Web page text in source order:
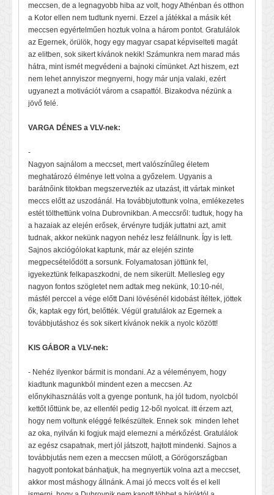
meccsen, de a legnagyobb hiba az volt, hogy Athénban és otthon
a Kotor ellen nem tudtunk nyerni. Ezzel a játékkal a másik két
meccsen egyértelműen hoztuk volna a három pontot. Gratulálok
az Egernek, örülök, hogy egy magyar csapat képviselteti magát
az elitben, sok sikert kívánok nekik! Számunkra nem marad más
hátra, mint ismét megvédeni a bajnoki címünket. Azt hiszem, ezt
nem lehet annyiszor megnyerni, hogy már unja valaki, ezért
ugyanezt a motivációt várom a csapattól. Bizakodva nézünk a
jövő felé.
VARGA DÉNES a VLV-nek:
-
Nagyon sajnálom a meccset, mert valószínűleg életem
meghatározó élménye lett volna a győzelem. Ugyanis a
barátnőink titokban megszervezték az utazást, itt vártak minket
meccs előtt az uszodánál. Ha továbbjutottunk volna, emlékezetes
estét tölthettünk volna Dubrovnikban. A meccsről: tudtuk, hogy ha
a hazaiak az elején erősek, érvényre tudják juttatni azt, amit
tudnak, akkor nekünk nagyon nehéz lesz felállnunk. Így is lett.
Sajnos akciógólokat kaptunk, már az elején szinte
megpecsételődött a sorsunk. Folyamatosan jöttünk fel,
igyekeztünk felkapaszkodni, de nem sikerült. Mellesleg egy
nagyon fontos szögletet nem adtak meg nekünk, 10:10-nél,
másfél perccel a vége előtt Dani lövésénél kidobást ítéltek, jöttek
ők, kaptak egy fórt, belőtték. Végül gratulálok az Egernek a
továbbjutáshoz és sok sikert kívánok nekik a nyolc között!
KIS GÁBOR a VLV-nek:
- Nehéz ilyenkor bármit is mondani. Az a véleményem, hogy
kiadtunk magunkból mindent ezen a meccsen. Az
előnykihasználás volt a gyenge pontunk, ha jól tudom, nyolcból
kettőt lőttünk be, az ellenfél pedig 12-ből nyolcat. itt érzem azt,
hogy nem voltunk eléggé felkészültek. Ennek sok minden lehet
az oka, nyilván ki fogjuk majd elemezni a mérkőzést. Gratulálok
az egész csapatnak, mert jól játszott, hajtott mindenki. Sajnos a
továbbjutás nem ezen a meccsen múlott, a Görögországban
hagyott pontokat bánhatjuk, ha megnyertük volna azt a meccset,
akkor most máshogy állnánk. A mai jó meccs volt és el kell